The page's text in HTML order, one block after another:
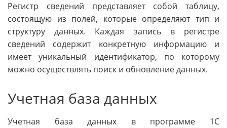
Регистр сведений представляет собой таблицу,
состоящую из полей, которые определяют тип и
структуру данных. Каждая запись в регистре
сведений содержит конкретную информацию и
имеет уникальный идентификатор, по которому
можно осуществлять поиск и обновление данных.
Учетная база данных
Учетная база данных в программе 1С